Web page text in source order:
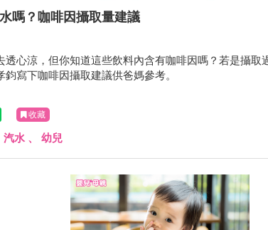
嗎？咖啡因攝取量建議
透心涼，但你知道這些飲料內含有咖啡因嗎？若是攝取
寫下咖啡因攝取建議供爸媽參考。
收藏
汽水 、 幼兒